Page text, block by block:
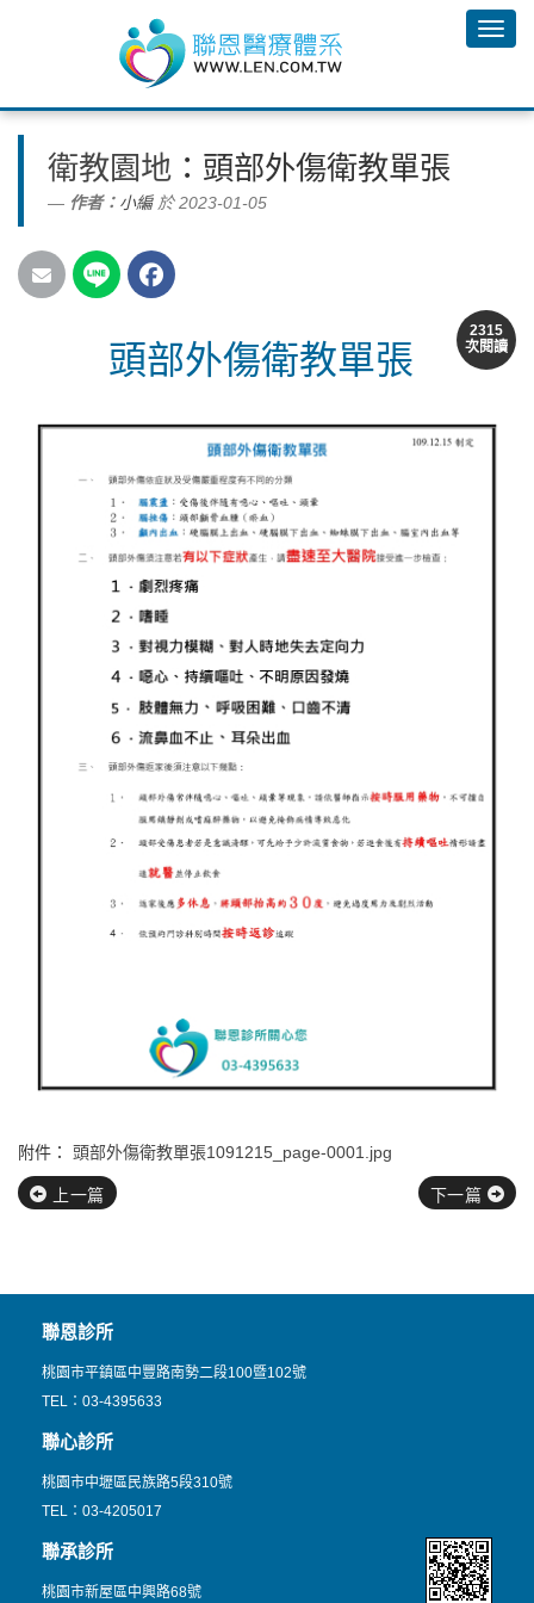
衛教園地 ：頭部外傷衛教單張
作者： 小編於 2023-01-05
2315
次閱讀
頭部外傷衛教單張
附件： 頭部外傷衛教單張1091215_page-0001.jpg
上一篇 下一篇
聯恩診所
桃園市平鎮區中豐路南勢二段100暨102號
TEL：03-4395633
聯心診所
桃園市中壢區民族路5段310號
TEL：03-4205017
聯承診所
桃園市新屋區中興路68號